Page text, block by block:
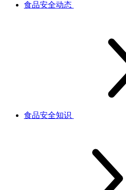
食品安全动态
食品安全知识